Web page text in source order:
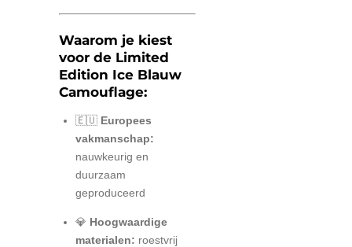
Waarom je kiest
voor de Limited
Edition Ice Blauw
Camouflage:
🇪🇺 Europees
vakmanschap:
nauwkeurig en
duurzaam
geproduceerd
💎 Hoogwaardige
materialen: roestvrij